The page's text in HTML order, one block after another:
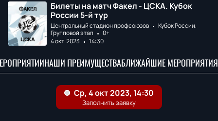
Билеты на матч Факел - ЦСКА. Кубок
России 5-й тур
Центральный стадион профсоюзов
Кубок России.
Групповой этап
0+
4 окт. 2023
14:30
НАШИ ПРЕИМУЩЕСТВАБЛИЖАЙШИЕ МЕРОПРИЯТИЯ